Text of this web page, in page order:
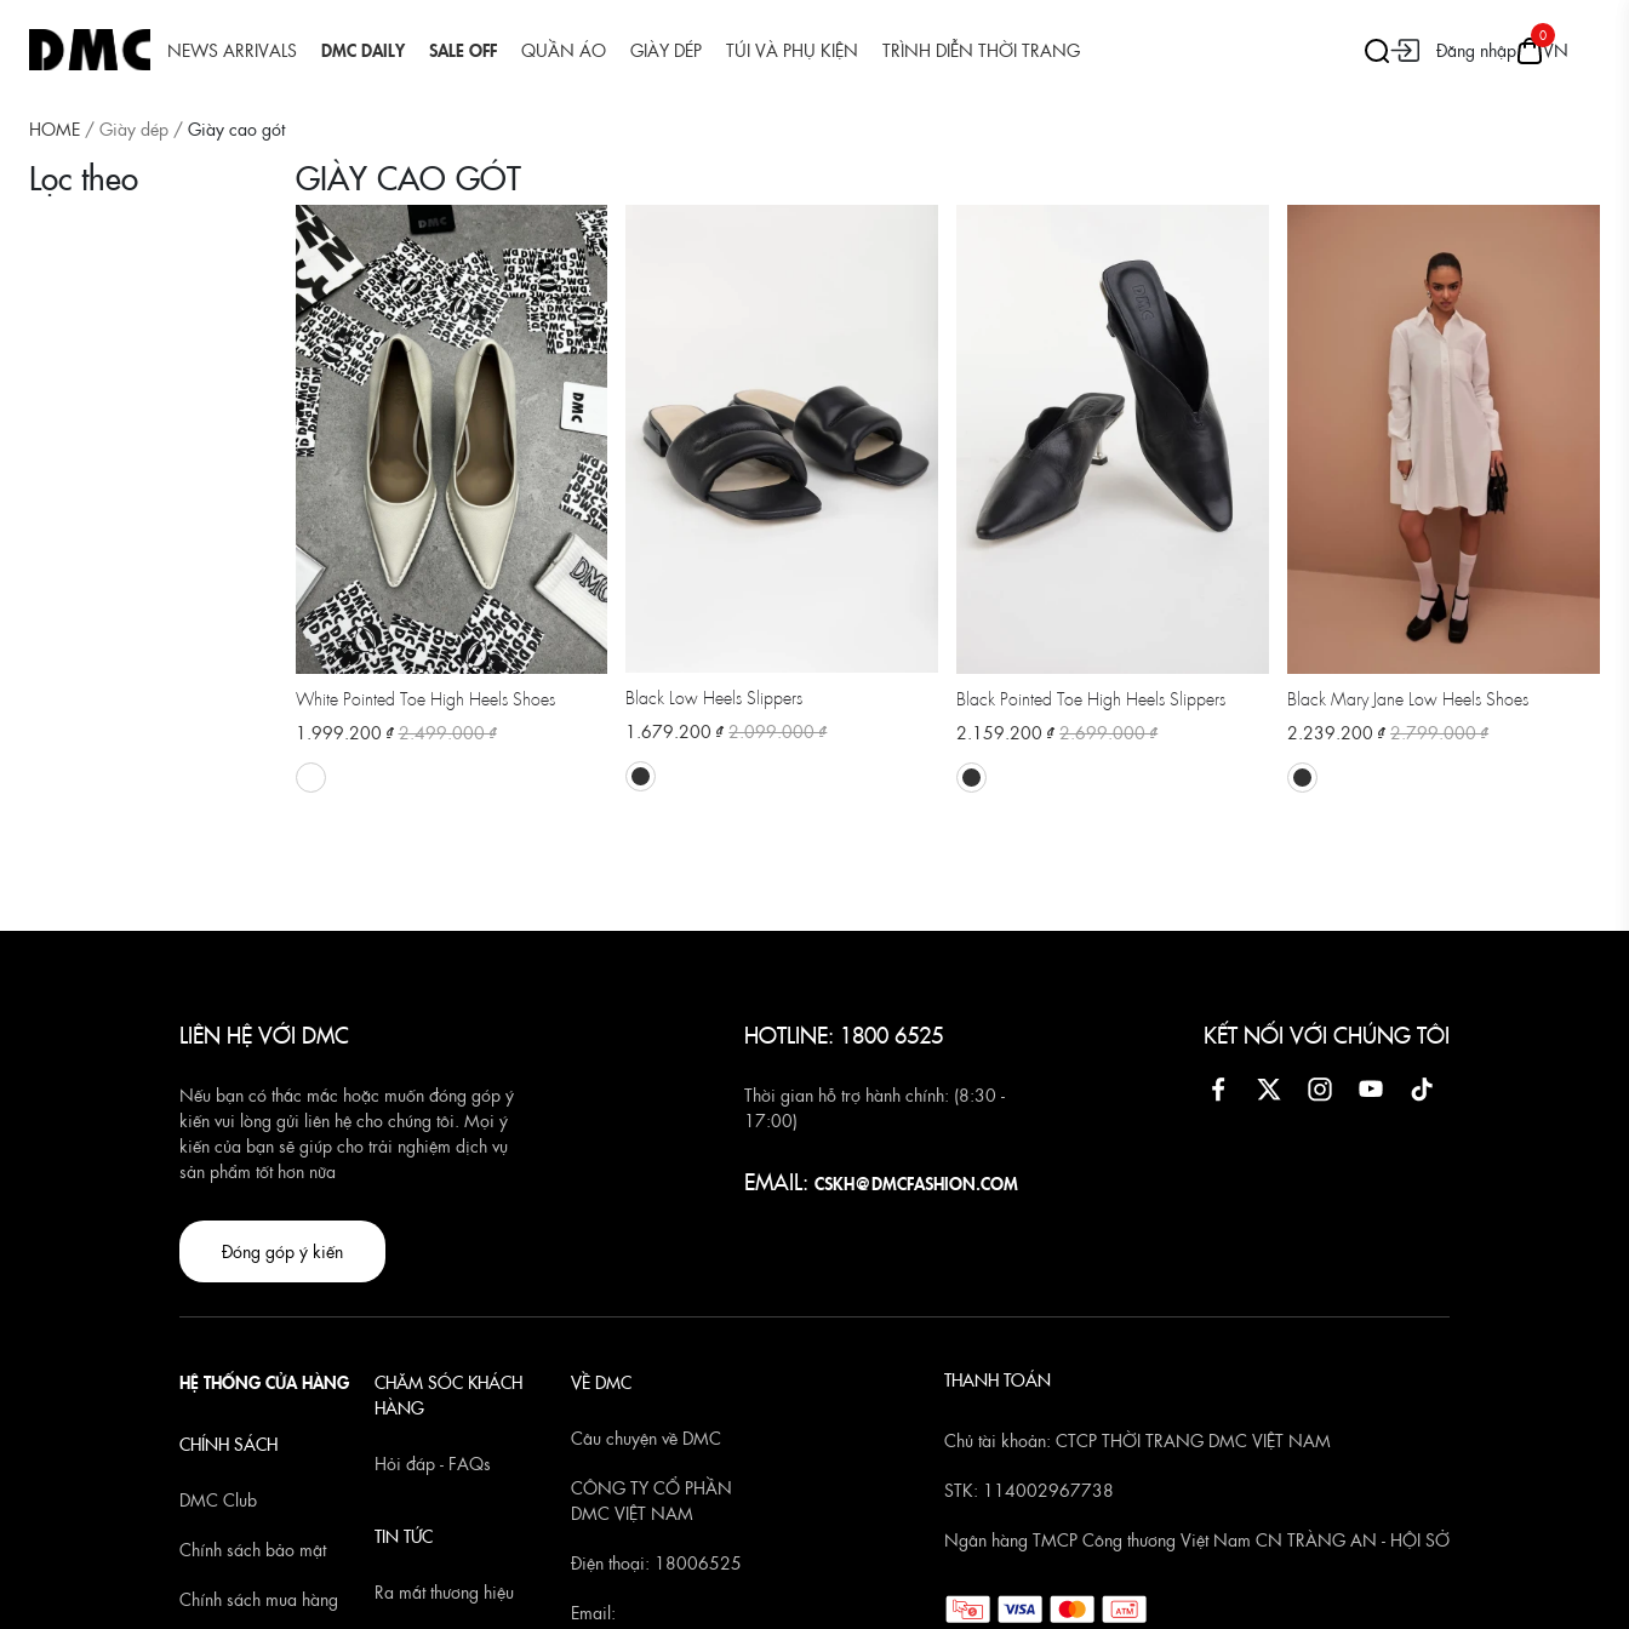
NEWS ARRIVALS DMC DAILY SALE OFF QUẦN ÁO GIÀY DÉP TÚI VÀ PHỤ KIỆN TRÌNH DIỄN THỜI TRANG Đăng nhập
0
VN
HOME / Giày dép / Giày cao gót
Lọc theo GIÀY CAO GÓT
White Pointed Toe High Heels Shoes
1.999.200 ₫2.499.000 ₫
Black Low Heels Slippers
1.679.200 ₫2.099.000 ₫
Black Pointed Toe High Heels Slippers
2.159.200 ₫2.699.000 ₫
Black Mary Jane Low Heels Shoes
2.239.200 ₫2.799.000 ₫
LIÊN HỆ VỚI DMC
Nếu bạn có thắc mắc hoặc muốn đóng góp ý
kiến vui lòng gửi liên hệ cho chúng tôi. Mọi ý
kiến của bạn sẽ giúp cho trải nghiệm dịch vụ
sản phẩm tốt hơn nữa
Đóng góp ý kiến
HOTLINE: 1800 6525
Thời gian hỗ trợ hành chính: (8:30 -
17:00)
EMAIL:CSKH@DMCFASHION.COM
KẾT NỐI VỚI CHÚNG TÔI
HỆ THỐNG CỬA HÀNG
CHÍNH SÁCH
DMC Club
Chính sách bảo mật
Chính sách mua hàng
CHĂM SÓC KHÁCH
HÀNG
Hỏi đáp - FAQs
TIN TỨC
Ra mắt thương hiệu
VỀ DMC
Câu chuyện về DMC
CÔNG TY CỔ PHẦN
DMC VIỆT NAM
Điện thoại: 18006525
Email:
THANH TOÁN
Chủ tài khoản: CTCP THỜI TRANG DMC VIỆT NAM
STK: 114002967738
Ngân hàng TMCP Công thương Việt Nam CN TRÀNG AN - HỘI SỞ